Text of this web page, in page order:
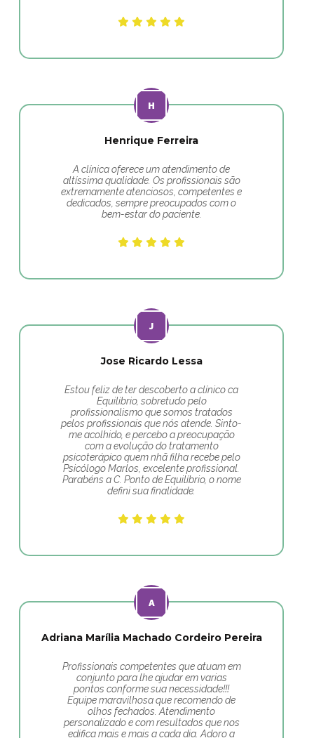
Henrique Ferreira
A clínica oferece um atendimento de
altíssima qualidade. Os profissionais são
extremamente atenciosos, competentes e
dedicados, sempre preocupados com o
bem-estar do paciente.
Jose Ricardo Lessa
Estou feliz de ter descoberto a clínico ca
Equilíbrio, sobretudo pelo
profissionalismo que somos tratados
pelos profissionais que nós atende. Sinto-
me acolhido, e percebo a preocupação
com a evolução do tratamento
psicoterápico quem nhã filha recebe pelo
Psicólogo Marlos, excelente profissional.
Parabéns a C. Ponto de Equilíbrio, o nome
defini sua finalidade.
Adriana Marília Machado Cordeiro Pereira
Profissionais competentes que atuam em
conjunto para lhe ajudar em varias
pontos conforme sua necessidade!!!
Equipe maravilhosa que recomendo de
olhos fechados. Atendimento
personalizado e com resultados que nos
edifica mais e mais a cada dia. Adoro a